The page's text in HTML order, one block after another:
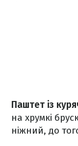
Паштет із
на хрумкі
ніжний, до